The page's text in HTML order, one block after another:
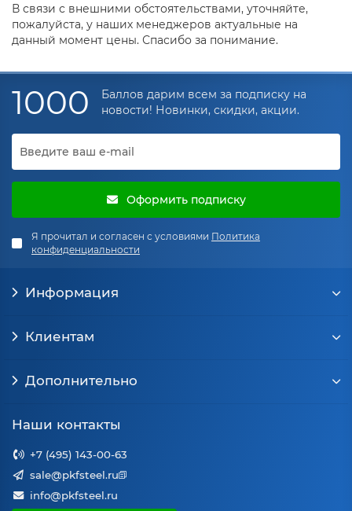
В связи с внешними обстоятельствами, уточняйте,
пожалуйста, у наших менеджеров актуальные на
данный момент цены. Спасибо за понимание.
1000
Баллов дарим всем за подписку на
новости! Новинки, скидки, акции.
Оформить подписку
Я прочитал и согласен с условиями Политика
конфиденциальности
Информация
Клиентам
Дополнительно
Наши контакты
+7 (495) 143-00-63
sale@pkfsteel.ru
info@pkfsteel.ru